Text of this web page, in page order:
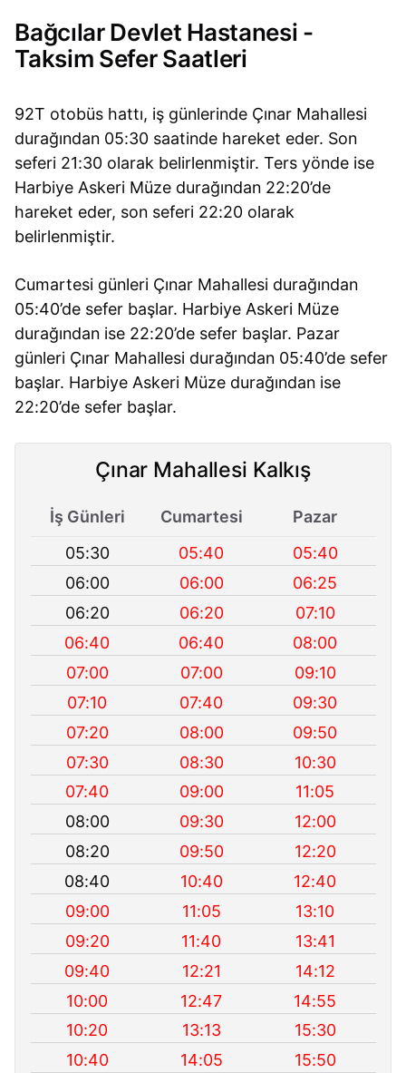
Bağcılar Devlet Hastanesi -
Taksim Sefer Saatleri
92T otobüs hattı, iş günlerinde Çınar Mahallesi
durağından 05:30 saatinde hareket eder. Son
seferi 21:30 olarak belirlenmiştir. Ters yönde ise
Harbiye Askeri Müze durağından 22:20’de
hareket eder, son seferi 22:20 olarak
belirlenmiştir.
Cumartesi günleri Çınar Mahallesi durağından
05:40’de sefer başlar. Harbiye Askeri Müze
durağından ise 22:20’de sefer başlar. Pazar
günleri Çınar Mahallesi durağından 05:40’de sefer
başlar. Harbiye Askeri Müze durağından ise
22:20’de sefer başlar.
Çınar Mahallesi Kalkış
İş Günleri Cumartesi
Pazar
05:30
05:40
05:40
06:00
06:00
06:25
06:20
06:20
07:10
06:40
06:40
08:00
07:00
07:00
09:10
07:10
07:40
09:30
07:20
08:00
09:50
07:30
08:30
10:30
07:40
09:00
11:05
08:00
09:30
12:00
08:20
09:50
12:20
08:40
10:40
12:40
09:00
11:05
13:10
09:20
11:40
13:41
09:40
12:21
14:12
10:00
12:47
14:55
10:20
13:13
15:30
10:40
14:05 15:50